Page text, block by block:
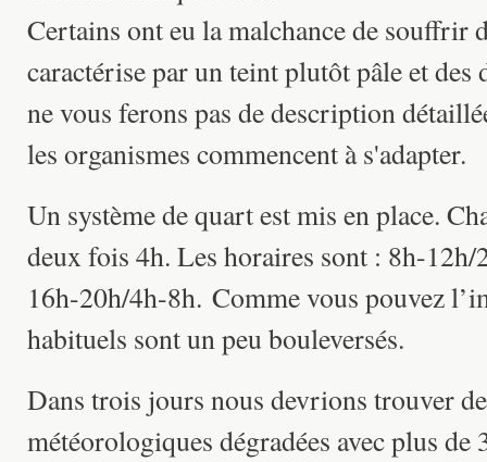
Certains ont eu la malchance de souffrir
caractérise par un teint plutôt pâle et des
ne vous ferons pas de description
les organismes commencent à s'adapter.
Un système de quart est mis en place.
deux fois 4h. Les horaires sont : 8h-
16h-20h/4h-8h. Comme vous pouvez
habituels sont un peu bouleversés.
Dans trois jours nous devrions trouver
météorologiques dégradées avec plus